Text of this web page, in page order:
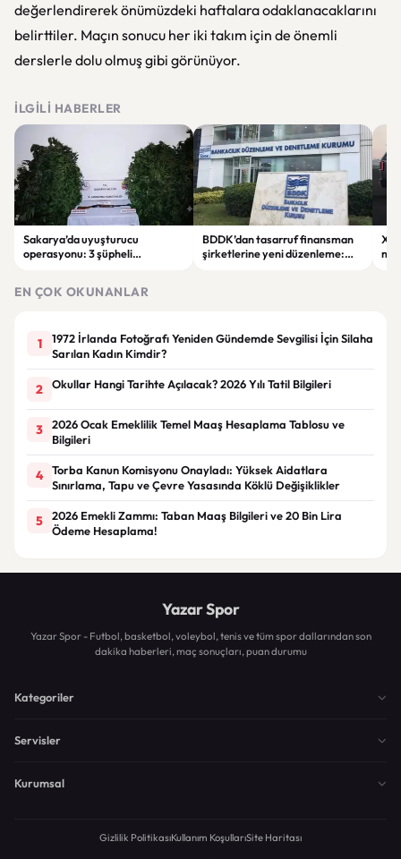
değerlendirerek önümüzdeki haftalara odaklanacaklarını
belirttiler. Maçın sonucu her iki takım için de önemli
derslerle dolu olmuş gibi görünüyor.
İLGILI HABERLER
Sakarya’da uyuşturucu
operasyonu: 3 şüpheli
BDDK’dan tasarruf finansman
şirketlerine yeni düzenleme:
EN ÇOK OKUNANLAR
1
1972 İrlanda Fotoğrafı Yeniden Gündemde Sevgilisi İçin Silaha
Sarılan Kadın Kimdir?
2 Okullar Hangi Tarihte Açılacak? 2026 Yılı Tatil Bilgileri
3
2026 Ocak Emeklilik Temel Maaş Hesaplama Tablosu ve
Bilgileri
4
Torba Kanun Komisyonu Onayladı: Yüksek Aidatlara
Sınırlama, Tapu ve Çevre Yasasında Köklü Değişiklikler
5
2026 Emekli Zammı: Taban Maaş Bilgileri ve 20 Bin Lira
Ödeme Hesaplama!
Yazar Spor
Yazar Spor - Futbol, basketbol, voleybol, tenis ve tüm spor dallarından son
dakika haberleri, maç sonuçları, puan durumu
Kategoriler
Servisler
Kurumsal
Gizlilik PolitikasıKullanım KoşullarıSite Haritası